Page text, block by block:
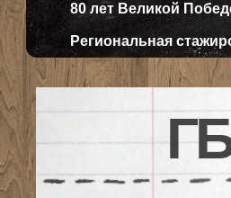
80 лет Великой
Региональная